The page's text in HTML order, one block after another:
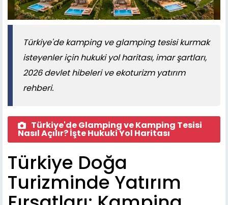
Türkiye'de kamping ve glamping tesisi kurmak
isteyenler için hukuki yol haritası, imar şartları,
2026 devlet hibeleri ve ekoturizm yatırım
rehberi.
Türkiye'de Glamping ve Kamping Tesisi
Nasıl Açılır? İşte Hukuki Yol Haritası
Türkiye Doğa
Turizminde Yatırım